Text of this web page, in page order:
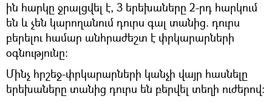
ին հարկը ջրալցվել է, 3 երեխաները 2-րդ հարկում
են և չեն կարողանում դուրս գալ տանից. դուրս
բերելու համար անհրաժեշտ է փրկարարների
օգնությունը:
Մինչ հրշեջ-փրկարարների կանչի վայր հասնելը
երեխաները տանից դուրս են բերվել տեղի ուժերով: